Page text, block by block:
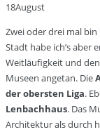
18August
Zwei oder drei mal
Stadt habe ich’s aber
Weitläufigkeit und
Museen angetan. Die
der obersten Liga.
Lenbachhaus. Das
Architektur als durch